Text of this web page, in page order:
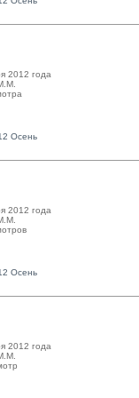
2012 года
Осень
2012 года
Осень
2012 года